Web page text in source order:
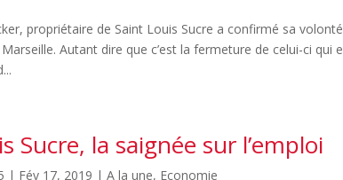
propriétaire de Saint Louis Sucre a confirmé sa
Autant dire que c’est la fermeture de celui-ci qui
Sucre, la saignée sur l’emploi
| Fév 17, 2019 |A la une, Economie